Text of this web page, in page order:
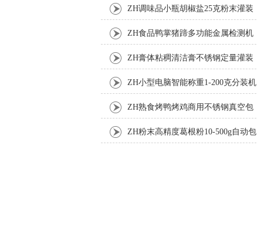
装机 ZH调味品小瓶胡椒盐25克粉末灌装
ZH食品鸭掌猪蹄多功能金属检测机
ZH膏体粘稠清洁膏不锈钢定量灌装
机厂家 ZH小型电脑智能称重1-200克分装机
ZH熟食烤鸭烤鸡商用不锈钢真空包
装机 ZH粉末高精度葛根粉10-500g自动包